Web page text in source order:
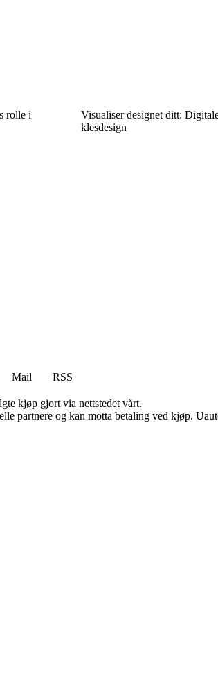
rolle i
Visualiser designet ditt:
klesdesign
Mail
RSS
kjøp gjort via nettstedet vårt.
partnere og kan motta betaling ved kjøp.